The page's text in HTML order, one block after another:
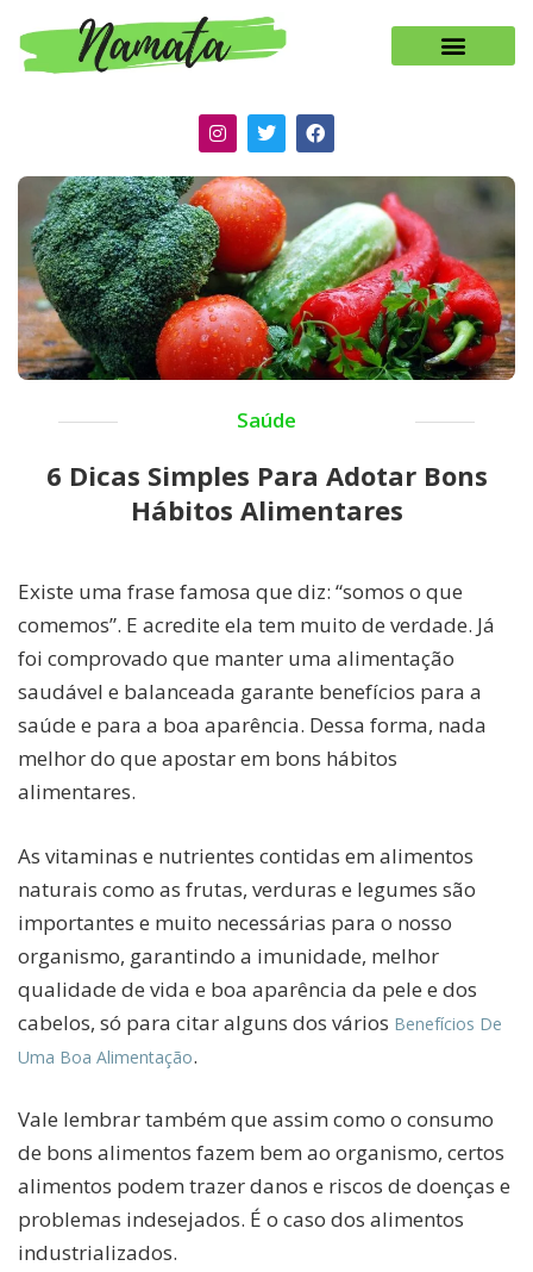
Saúde
6 Dicas Simples Para Adotar Bons
Hábitos Alimentares
Existe uma frase famosa que diz: “somos o que
comemos”. E acredite ela tem muito de verdade. Já
foi comprovado que manter uma alimentação
saudável e balanceada garante benefícios para a
saúde e para a boa aparência. Dessa forma, nada
melhor do que apostar em bons hábitos
alimentares.
As vitaminas e nutrientes contidas em alimentos
naturais como as frutas, verduras e legumes são
importantes e muito necessárias para o nosso
organismo, garantindo a imunidade, melhor
qualidade de vida e boa aparência da pele e dos
cabelos, só para citar alguns dos vários Benefícios De
Uma Boa Alimentação.
Vale lembrar também que assim como o consumo
de bons alimentos fazem bem ao organismo, certos
alimentos podem trazer danos e riscos de doenças e
problemas indesejados. É o caso dos alimentos
industrializados.